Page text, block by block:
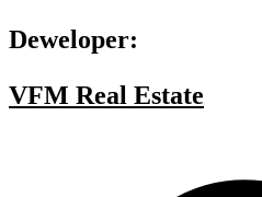
Deweloper:
VFM Real Estate